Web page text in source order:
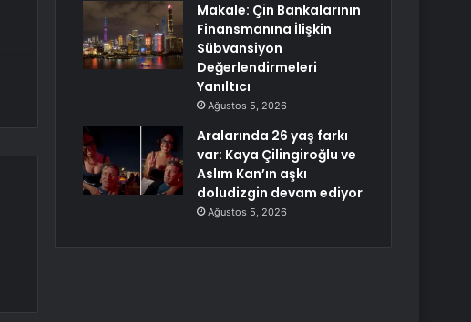
Makale: Çin Bankalarının
Finansmanına İlişkin
Sübvansiyon
Değerlendirmeleri
Yanıltıcı
Ağustos 5, 2026
Aralarında 26 yaş farkı
var: Kaya Çilingiroğlu ve
Aslım Kan’ın aşkı
doludizgin devam ediyor
Ağustos 5, 2026